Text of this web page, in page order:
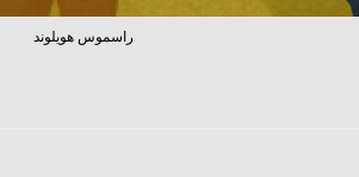
راسموس هويلوند